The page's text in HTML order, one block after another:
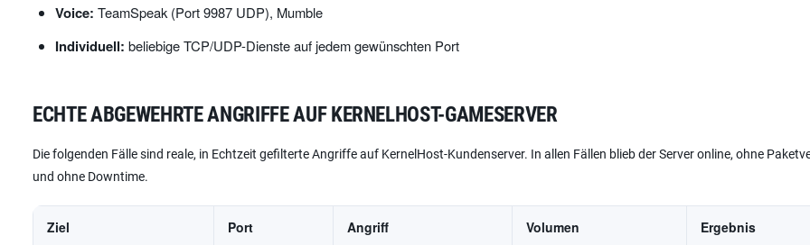
Voice: TeamSpeak (Port 9987 UDP), Mumble
Individuell: beliebige TCP/UDP-Dienste auf jedem gewünschten Port
ECHTE ABGEWEHRTE ANGRIFFE AUF KERNELHOST-GAMESERVER
Die folgenden Fälle sind reale, in Echtzeit gefilterte Angriffe auf KernelHost-Kundenserver. In allen Fällen blieb der Server online, ohne
und ohne Downtime.
Ziel Port Angriff Volumen Ergebnis